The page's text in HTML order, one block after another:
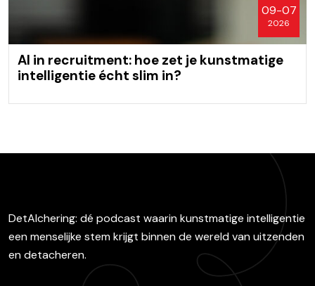
09-07
2026
AI in recruitment: hoe zet je kunstmatige
intelligentie écht slim in?
DetAIchering: dé podcast waarin kunstmatige intelligentie
een menselijke stem krijgt binnen de wereld van uitzenden
en detacheren.